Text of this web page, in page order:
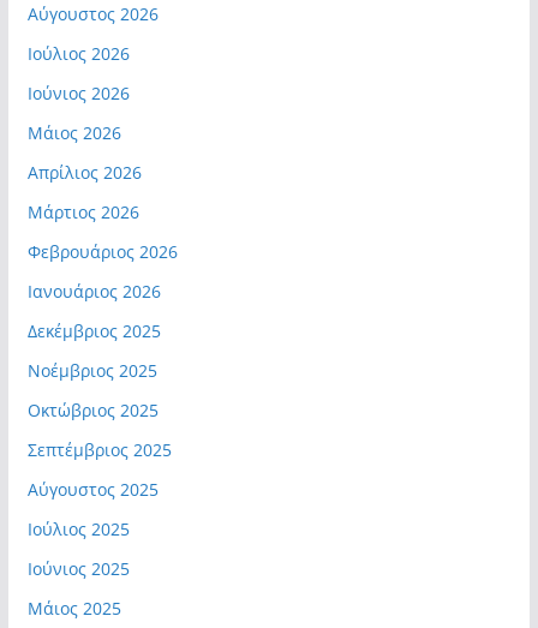
Αύγουστος 2026
Ιούλιος 2026
Ιούνιος 2026
Μάιος 2026
Απρίλιος 2026
Μάρτιος 2026
Φεβρουάριος 2026
Ιανουάριος 2026
Δεκέμβριος 2025
Νοέμβριος 2025
Οκτώβριος 2025
Σεπτέμβριος 2025
Αύγουστος 2025
Ιούλιος 2025
Ιούνιος 2025
Μάιος 2025